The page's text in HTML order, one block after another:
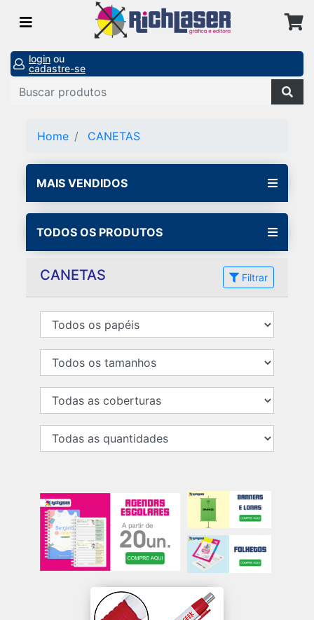
login ou
cadastre-se
Home CANETAS
MAIS VENDIDOS
TODOS OS PRODUTOS
CANETAS Filtrar